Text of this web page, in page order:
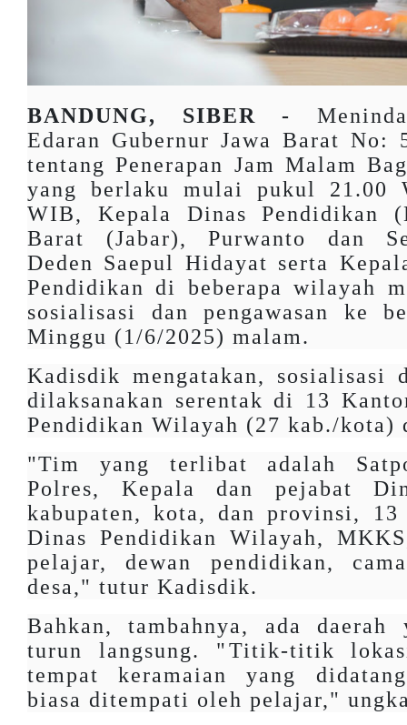
BANDUNG, SIBER -
Edaran Gubernur Jawa Barat No:
tentang Penerapan Jam Malam
yang berlaku mulai pukul 21.00
WIB, Kepala Dinas Pendidikan
Barat (Jabar), Purwanto dan
Deden Saepul Hidayat serta
Pendidikan di beberapa wilayah
sosialisasi dan pengawasan ke
Minggu (1/6/2025) malam.
Kadisdik mengatakan, sosialisasi
dilaksanakan serentak di 13
Pendidikan Wilayah (27 kab./kota)
"Tim yang terlibat adalah
Polres, Kepala dan pejabat
kabupaten, kota, dan provinsi, 13
Dinas Pendidikan Wilayah,
pelajar, dewan pendidikan,
desa," tutur Kadisdik.
Bahkan, tambahnya, ada daerah
turun langsung. "⁠Titik-titik
tempat keramaian yang
biasa ditempati oleh pelajar,"